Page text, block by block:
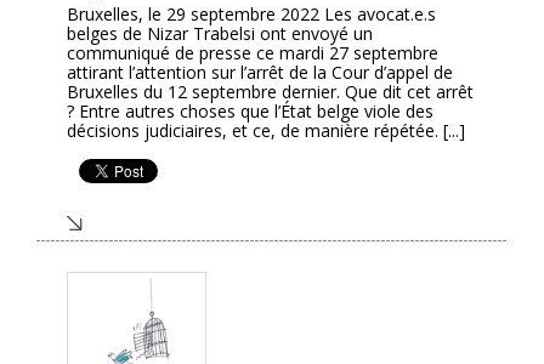
Bruxelles, le 29 septembre 2022 Les avocat.e.s
belges de Nizar Trabelsi ont envoyé un
communiqué de presse ce mardi 27 septembre
attirant l’attention sur l’arrêt de la Cour d’appel de
Bruxelles du 12 septembre dernier. Que dit cet arrêt
? Entre autres choses que l’État belge viole des
décisions judiciaires, et ce, de manière répétée. [...]